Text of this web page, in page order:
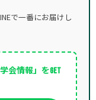
で一番にお届けし
会情報」をGET